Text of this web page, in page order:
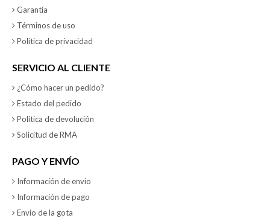
Garantía
Términos de uso
Política de privacidad
SERVICIO AL CLIENTE
¿Cómo hacer un pedido?
Estado del pedido
Política de devolución
Solicitud de RMA
PAGO Y ENVÍO
Información de envío
Información de pago
Envio de la gota